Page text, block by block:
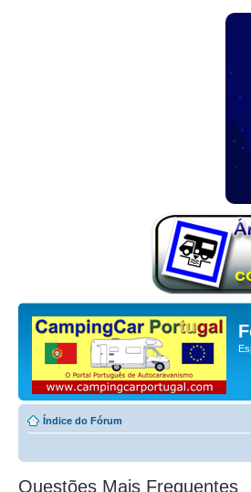
Índice do Fórum
Questões Mais Frequentes